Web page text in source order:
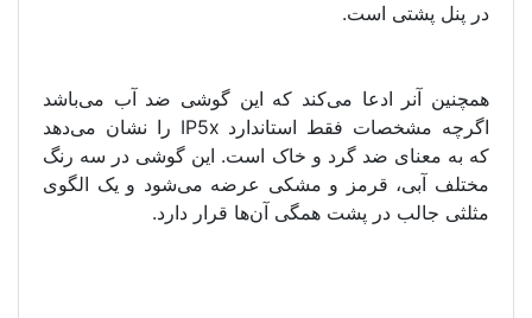
در پنل پشتی است.
همچنین آنر ادعا می‌کند که این گوشی ضد آب می‌باشد
اگرچه مشخصات فقط استاندارد IP5x را نشان می‌دهد
که به معنای ضد گرد و خاک است. این گوشی در سه رنگ
مختلف آبی، قرمز و مشکی عرضه می‌شود و یک الگوی
مثلثی جالب در پشت همگی آن‌ها قرار دارد.